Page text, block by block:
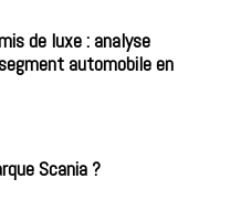
de luxe : analyse
automobile en
Scania ?